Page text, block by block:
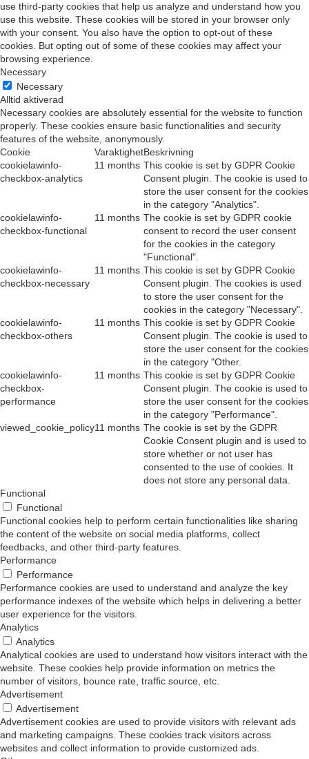
use third-party cookies that help us analyze and understand how you
use this website. These cookies will be stored in your browser only
with your consent. You also have the option to opt-out of these
cookies. But opting out of some of these cookies may affect your
browsing experience.
Necessary
Necessary
Alltid aktiverad
Necessary cookies are absolutely essential for the website to function
properly. These cookies ensure basic functionalities and security
features of the website, anonymously.
Cookie
VaraktighetBeskrivning
cookielawinfo-
checkbox-analytics
11 months This cookie is set by GDPR Cookie
Consent plugin. The cookie is used to
store the user consent for the cookies
in the category "Analytics".
cookielawinfo-
checkbox-functional
11 months The cookie is set by GDPR cookie
consent to record the user consent
for the cookies in the category
"Functional".
cookielawinfo-
checkbox-necessary
11 months This cookie is set by GDPR Cookie
Consent plugin. The cookies is used
to store the user consent for the
cookies in the category "Necessary".
cookielawinfo-
checkbox-others
11 months This cookie is set by GDPR Cookie
Consent plugin. The cookie is used to
store the user consent for the cookies
in the category "Other.
cookielawinfo-
checkbox-
performance
11 months This cookie is set by GDPR Cookie
Consent plugin. The cookie is used to
store the user consent for the cookies
in the category "Performance".
viewed_cookie_policy11 months The cookie is set by the GDPR
Cookie Consent plugin and is used to
store whether or not user has
consented to the use of cookies. It
does not store any personal data.
Functional
Functional
Functional cookies help to perform certain functionalities like sharing
the content of the website on social media platforms, collect
feedbacks, and other third-party features.
Performance
Performance
Performance cookies are used to understand and analyze the key
performance indexes of the website which helps in delivering a better
user experience for the visitors.
Analytics
Analytics
Analytical cookies are used to understand how visitors interact with the
website. These cookies help provide information on metrics the
number of visitors, bounce rate, traffic source, etc.
Advertisement
Advertisement
Advertisement cookies are used to provide visitors with relevant ads
and marketing campaigns. These cookies track visitors across
websites and collect information to provide customized ads.